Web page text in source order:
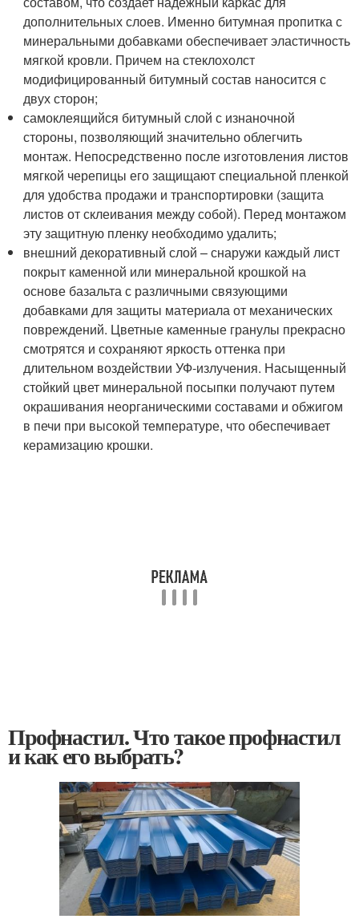
дополнительных слоев. Именно битумная пропитка с
минеральными добавками обеспечивает эластичность
мягкой кровли. Причем на стеклохолст
модифицированный битумный состав наносится с
двух сторон;
самоклеящийся битумный слой с изнаночной
стороны, позволяющий значительно облегчить
монтаж. Непосредственно после изготовления листов
мягкой черепицы его защищают специальной пленкой
для удобства продажи и транспортировки (защита
листов от склеивания между собой). Перед монтажом
эту защитную пленку необходимо удалить;
внешний декоративный слой – снаружи каждый лист
покрыт каменной или минеральной крошкой на
основе базальта с различными связующими
добавками для защиты материала от механических
повреждений. Цветные каменные гранулы прекрасно
смотрятся и сохраняют яркость оттенка при
длительном воздействии УФ-излучения. Насыщенный
стойкий цвет минеральной посыпки получают путем
окрашивания неорганическими составами и обжигом
в печи при высокой температуре, что обеспечивает
керамизацию крошки.
Профнастил. Что такое профнастил
и как его выбрать?